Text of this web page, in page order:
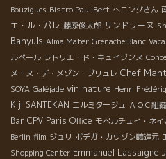
Bouzigues Bistro Paul Bert へニングさん
エ・ル・パレ 藤原俊太郎 サンドリーヌ
Banyuls Alma Mater Grenache Blanc
ルペール ラトリエ・ド・キュイジンヌ
メーヌ・デ・メゾン・ブリュレ Chef
SOYA Galéjade vin nature Henri
Kiji SANTEKAN エルミタージュ ＡＯＣ組織
Bar CPV Paris Office モペルチュイ・ネ
Berlin film ジュリ ボデガ・カウゾン醸造元
Shopping Center Emmanuel Lassaigne